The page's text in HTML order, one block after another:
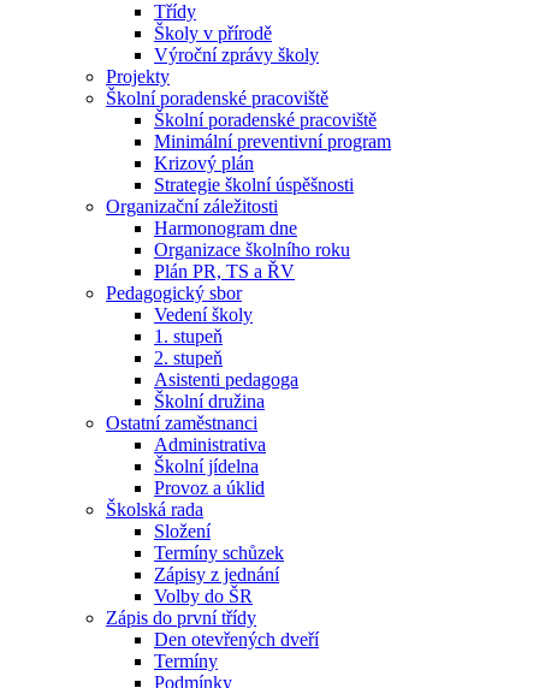
Třídy
Školy v přírodě
Výroční zprávy školy
Projekty
Školní poradenské pracoviště
Školní poradenské pracoviště
Minimální preventivní program
Krizový plán
Strategie školní úspěšnosti
Organizační záležitosti
Harmonogram dne
Organizace školního roku
Plán PR, TS a ŘV
Pedagogický sbor
Vedení školy
1. stupeň
2. stupeň
Asistenti pedagoga
Školní družina
Ostatní zaměstnanci
Administrativa
Školní jídelna
Provoz a úklid
Školská rada
Složení
Termíny schůzek
Zápisy z jednání
Volby do ŠR
Zápis do první třídy
Den otevřených dveří
Termíny
Podmínky